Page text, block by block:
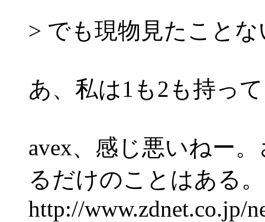
> でも現物見たこと
あ、私は1も2も持っ
avex、感じ悪いねー
るだけのことはある。
http://www.zdnet.co.jp/